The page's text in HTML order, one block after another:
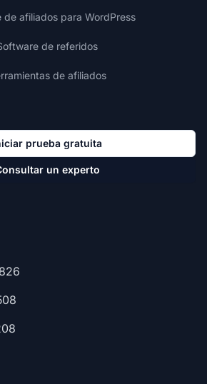
de afiliados para WordPress
de referidos
de afiliados
prueba gratuita
un experto